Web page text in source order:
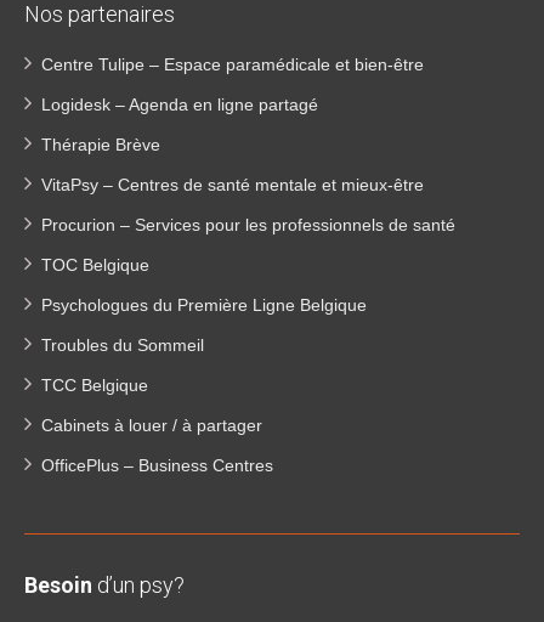
Nos partenaires
Centre Tulipe – Espace paramédicale et bien-être
Logidesk – Agenda en ligne partagé
Thérapie Brève
VitaPsy – Centres de santé mentale et mieux-être
Procurion – Services pour les professionnels de santé
TOC Belgique
Psychologues du Première Ligne Belgique
Troubles du Sommeil
TCC Belgique
Cabinets à louer / à partager
OfficePlus – Business Centres
Besoin d’un psy?